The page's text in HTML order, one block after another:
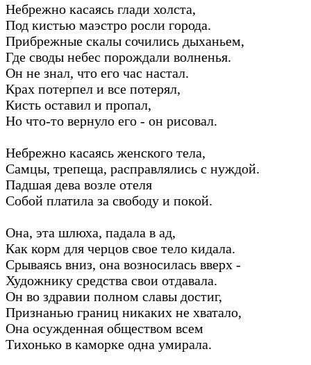
Небрежно касаясь глади холста,
Под кистью маэстро росли города.
Прибрежные скалы сочились дыханьем,
Где своды небес порождали волненья.
Он не знал, что его час настал.
Крах потерпел и все потерял,
Кисть оставил и пропал,
Но что-то вернуло его - он рисовал.
Небрежно касаясь женского тела,
Самцы, трепеща, расправлялись с нуждой.
Падшая дева возле отеля
Собой платила за свободу и покой.
Она, эта шлюха, падала в ад,
Как корм для черцов свое тело кидала.
Срываясь вниз, она возносилась вверх -
Художнику средства свои отдавала.
Он во здравии полном славы достиг,
Признанью границ никаких не хватало,
Она осужденная обществом всем
Тихонько в каморке одна умирала.